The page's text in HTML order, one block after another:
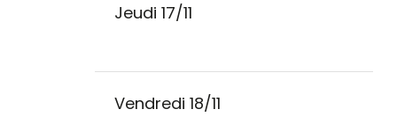
Jeudi 17/11
Vendredi 18/11